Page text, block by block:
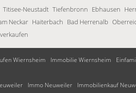
Titisee-Neustadt Tiefenbronn Ebhausen
Neckar Haiterbach Bad Herrenalb
Wiernsheim Immobilie Wiernsheim
Immo Neuweiler
Immobilienkauf